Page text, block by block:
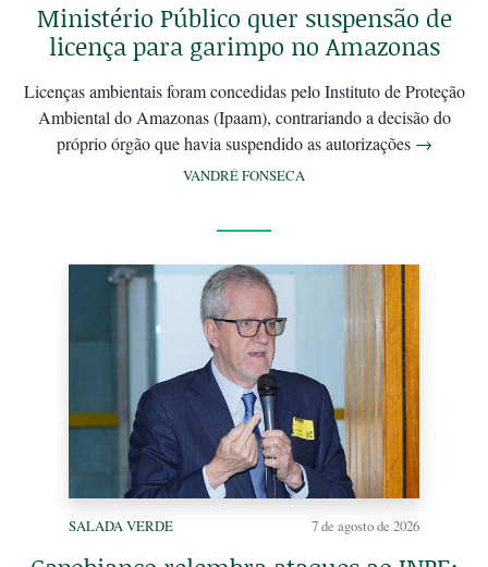
Ministério Público quer suspensão de
licença para garimpo no Amazonas
Licenças ambientais foram concedidas pelo Instituto de Proteção
Ambiental do Amazonas (Ipaam), contrariando a decisão do
próprio órgão que havia suspendido as autorizações →
VANDRÉ FONSECA
SALADA VERDE 7 de agosto de 2026